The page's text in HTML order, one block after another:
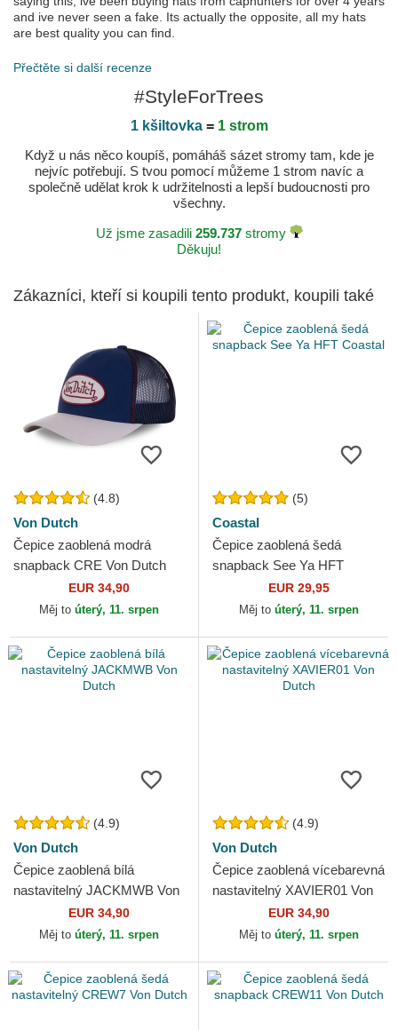
and ive never seen a fake. Its actually the opposite, all my hats
are best quality you can find.
Customer service with a sense of humour
I had some interesting messages from caphunters,
especially the packing team . At first I thought it was somebody
taking the p!!! And felt maybe I had been tucked up gud n proper,
and there fake hats and blah blah blah.. but I'm glad to report
from the quality of the caps and customer service everything has
been spot on . Thanks cap hunters.
Publikováno dne 2025-04-06 podle Dave
Good communication,quality product would
Přečtěte si další recenze
#StyleForTrees
1 kšiltovka= 1 strom
Když u nás něco koupíš, pomáháš sázet stromy tam, kde je
nejvíc potřebují. S tvou pomocí můžeme 1 strom navíc a
společně udělat krok k udržitelnosti a lepší budoucnosti pro
všechny.
Už jsme zasadili 259.737stromy
Děkuju!
Zákazníci, kteří si koupili tento produkt, koupili také
(4.8)
Von Dutch
Čepice zaoblená modrá
snapback CRE Von Dutch
EUR 34,90
Měj to úterý, 11. srpen
(5)
Coastal
Čepice zaoblená šedá
snapback See Ya HFT
EUR 29,95
Měj to úterý, 11. srpen
(4.9)
Von Dutch
Čepice zaoblená bílá
nastavitelný JACKMWB Von
EUR 34,90
Měj to úterý, 11. srpen
(4.9)
Von Dutch
Čepice zaoblená vícebarevná
nastavitelný XAVIER01 Von
EUR 34,90
Měj to úterý, 11. srpen